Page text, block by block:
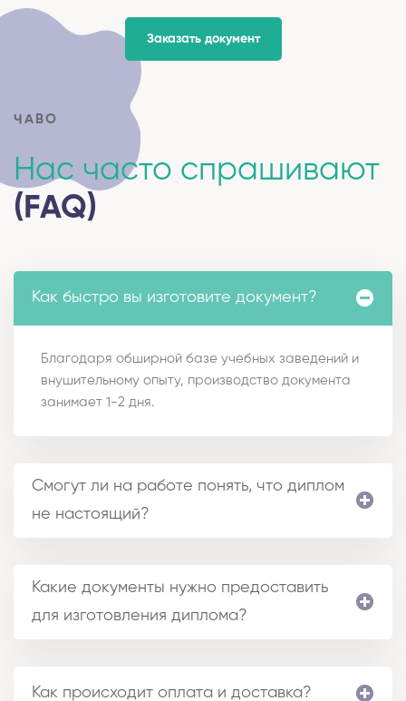
Заказать документ
ЧАВО
Нас часто спрашивают
(FAQ)
Как быстро вы изготовите документ?
Благодаря обширной базе учебных заведений и
внушительному опыту, производство документа
занимает 1-2 дня.
Смогут ли на работе понять, что диплом
не настоящий?
Какие документы нужно предоставить
для изготовления диплома?
Как происходит оплата и доставка?